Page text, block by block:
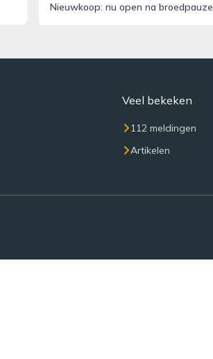
Nieuwkoop: nu open na broedpauze
Veel bekeken
112 meldingen
Artikelen